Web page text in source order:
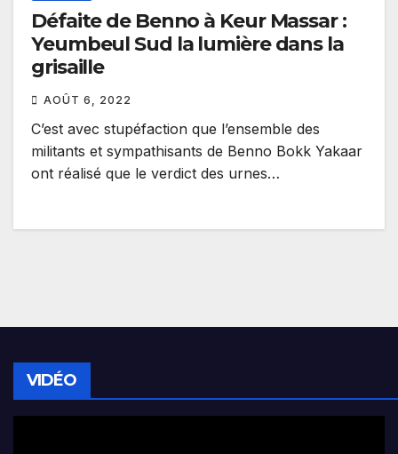
Défaite de Benno à Keur Massar :
Yeumbeul Sud la lumière dans la
grisaille
AOÛT 6, 2022
C’est avec stupéfaction que l’ensemble des
militants et sympathisants de Benno Bokk Yakaar
ont réalisé que le verdict des urnes…
VIDÉO